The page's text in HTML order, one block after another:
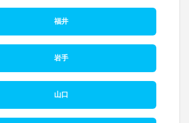
福井
岩手
山口